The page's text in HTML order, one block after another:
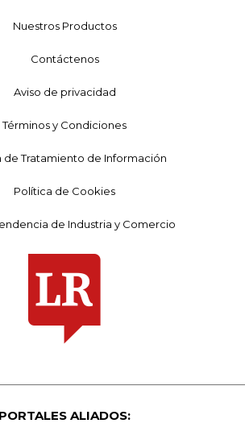
Nuestros Productos
Contáctenos
Aviso de privacidad
Términos y Condiciones
de Tratamiento de Información
Política de Cookies
de Industria y Comercio
PORTALES ALIADOS: